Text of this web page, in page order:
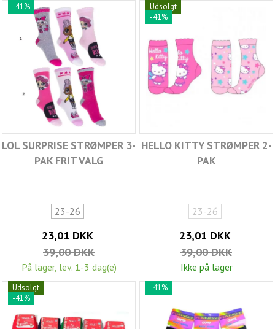
-41%
LOL SURPRISE STRØMPER 3-
PAK FRIT VALG
23-26
23,01 DKK
39,00 DKK
På lager, lev. 1-3 dag(e)
Udsolgt
-41%
HELLO KITTY STRØMPER 2-
PAK
23-26
23,01 DKK
39,00 DKK
Ikke på lager
Udsolgt
-41%
-41%